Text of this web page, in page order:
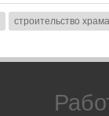
строительство храма